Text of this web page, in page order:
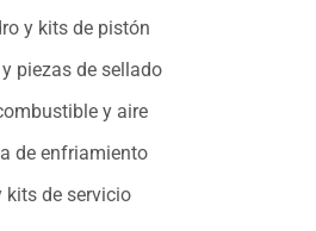
y kits de pistón
piezas de sellado
y aire
de enfriamiento
kits de servicio